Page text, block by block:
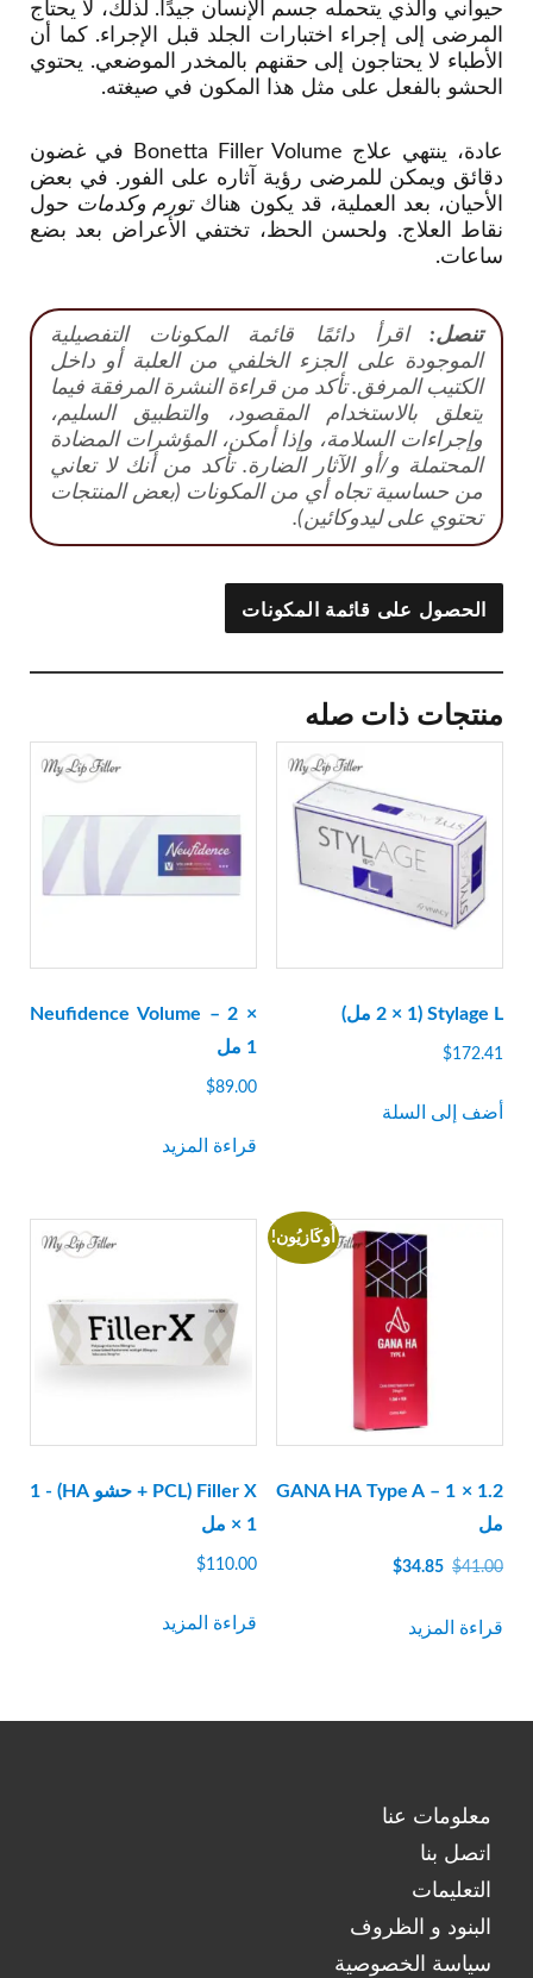
حيواني والذي يتحمله جسم الإنسان جيدًا. لذلك، لا يحتاج
المرضى إلى إجراء اختبارات الجلد قبل الإجراء. كما أن
الأطباء لا يحتاجون إلى حقنهم بالمخدر الموضعي. يحتوي
الحشو بالفعل على مثل هذا المكون في صيغته.
عادة، ينتهي علاج Bonetta Filler Volume في غضون
دقائق ويمكن للمرضى رؤية آثاره على الفور. في بعض
الأحيان، بعد العملية، قد يكون هناكتورم وكدمات حول
نقاط العلاج. ولحسن الحظ، تختفي الأعراض بعد بضع
ساعات.
تنصل: اقرأ دائمًا قائمة المكونات التفصيلية
الموجودة على الجزء الخلفي من العلبة أو داخل
الكتيب المرفق. تأكد من قراءة النشرة المرفقة فيما
يتعلق بالاستخدام المقصود، والتطبيق السليم،
وإجراءات السلامة، وإذا أمكن، المؤشرات المضادة
المحتملة و/أو الآثار الضارة. تأكد من أنك لا تعاني
من حساسية تجاه أي من المكونات (بعض المنتجات
تحتوي على ليدوكائين).
الحصول على قائمة المكونات
منتجات ذات صله
Stylage L (2 × 1 مل)
$172.41
أضف إلى السلة
Neufidence Volume – 2 ×
1 مل
$89.00
قراءة المزيد
أُوكَازيُون!
GANA HA Type A – 1 × 1.2
مل
$41.00
السعر
كان:
$34.85
قراءة المزيد
Filler X (PCL + حشو HA) - 1
× 1 مل
$110.00
قراءة المزيد
معلومات عنا
اتصل بنا
التعليمات
البنود و الظروف
سياسة الخصوصية